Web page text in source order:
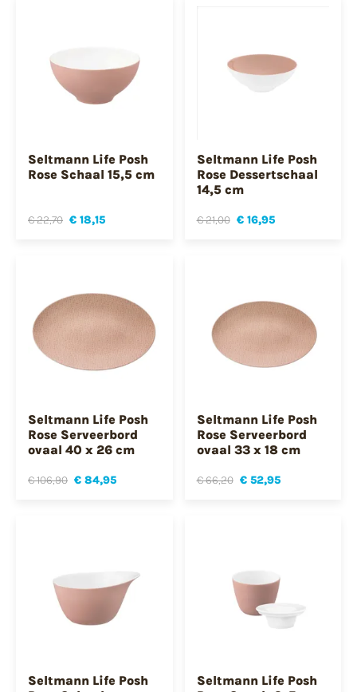
Seltmann Life Posh
Rose Schaal 15,5 cm
€ 22,70 € 18,15
Seltmann Life Posh
Rose Dessertschaal
14,5 cm
€ 21,00 € 16,95
Seltmann Life Posh
Rose Serveerbord
ovaal 40 x 26 cm
€ 106,90 € 84,95
Seltmann Life Posh
Rose Serveerbord
ovaal 33 x 18 cm
€ 66,20 € 52,95
Seltmann Life Posh
Seltmann Life Posh